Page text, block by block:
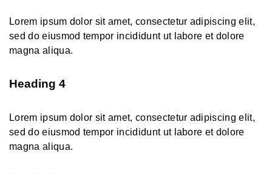
Lorem ipsum dolor sit amet, consectetur adipiscing elit,
sed do eiusmod tempor incididunt ut labore et dolore
magna aliqua.
Heading 4
Lorem ipsum dolor sit amet, consectetur adipiscing elit,
sed do eiusmod tempor incididunt ut labore et dolore
magna aliqua.